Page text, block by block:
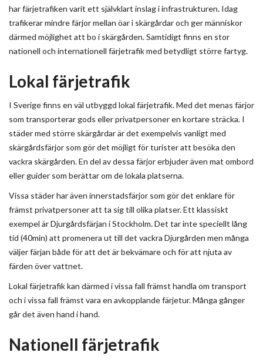
har färjetrafiken varit ett självklart inslag i infrastrukturen. Idag
trafikerar mindre färjor mellan öar i skärgårdar och ger människor
därmed möjlighet att bo i skärgården. Samtidigt finns en stor
nationell och internationell färjetrafik med betydligt större fartyg.
Lokal färjetrafik
I Sverige finns en väl utbyggd lokal färjetrafik. Med det menas färjor
som transporterar gods eller privatpersoner en kortare sträcka. I
städer med större skärgårdar är det exempelvis vanligt med
skärgårdsfärjor som gör det möjligt för turister att besöka den
vackra skärgården. En del av dessa färjor erbjuder även mat ombord
eller guider som berättar om de lokala platserna.
Vissa städer har även innerstadsfärjor som gör det enklare för
främst privatpersoner att ta sig till olika platser. Ett klassiskt
exempel är Djurgårdsfärjan i Stockholm. Det tar inte speciellt lång
tid (40min) att promenera ut till det vackra Djurgården men många
väljer färjan både för att det är bekvämare och för att njuta av
färden över vattnet.
Lokal färjetrafik kan därmed i vissa fall främst handla om transport
och i vissa fall främst vara en avkopplande färjetur. Många gånger
går det även hand i hand.
Nationell färjetrafik